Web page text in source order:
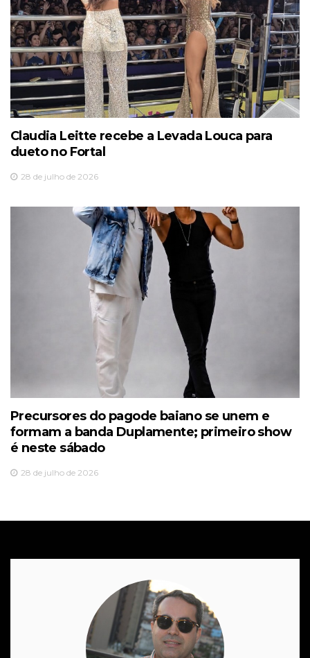
Claudia Leitte recebe a Levada Louca para
dueto no Fortal
28 de julho de 2026
Precursores do pagode baiano se unem e
formam a banda Duplamente; primeiro show
é neste sábado
28 de julho de 2026